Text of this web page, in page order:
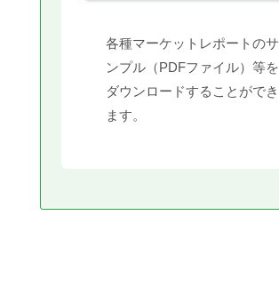
各種マーケットレポートのサ
ンプル（PDFファイル）等を
ダウンロードすることができ
ます。